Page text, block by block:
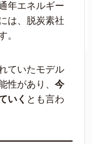
年エネルギー
は、脱炭素社
。
ていたモデル
性があり、 今
いく とも言わ